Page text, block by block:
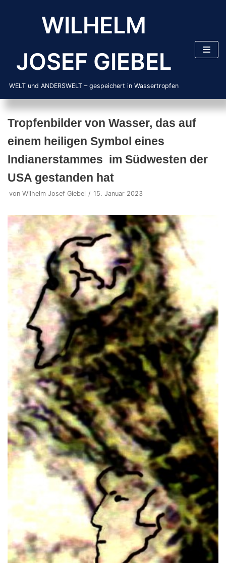
WILHELM
JOSEF GIEBEL
WELT und ANDERSWELT – gespeichert in Wassertropfen
Tropfenbilder von Wasser, das auf
einem heiligen Symbol eines
Indianerstammes im Südwesten der
USA gestanden hat
von Wilhelm Josef Giebel 15. Januar 2023